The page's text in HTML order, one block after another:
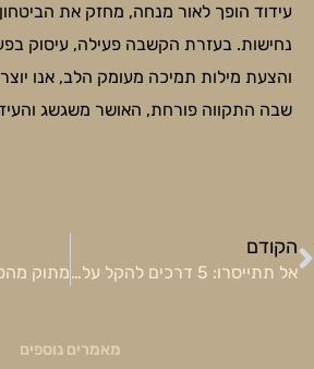
עידוד הופך לאור מנחה, מחזק את
נחישות. בעזרת הקשבה פעילה, עיסוק
והצעת מילות תמיכה מעומק הלב, אנו
שבה התקווה פורחת, האושר משגשג
קודם
הקודם
אל תתייסרו: 5 דרכים להקל על כאבי גרון
מאמרים נוספים